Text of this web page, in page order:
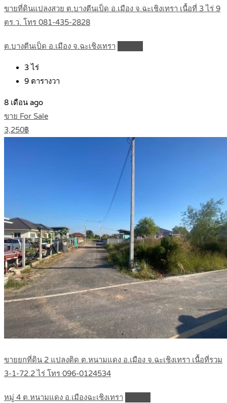
ขายที่ดินแปลงสวย ต.บางตีนเป็ด อ.เมือง จ.ฉะเชิงเทรา เนื้อที่ 3 ไร่ 9
ตร.ว. โทร 081-435-2828
ต.บางตีนเป็ด อ.เมือง จ.ฉะเชิงเทรา
3ไร่
9 ตารางวา
8 เดือน ago
ขาย For Sale
3,250฿
ขายยกที่ดิน 2 แปลงติด ต.หนามแดง อ.เมือง จ.ฉะเชิงเทรา เนื้อที่รวม
3-1-72.2 ไร่ โทร 096-0124534
หมู่ 4 ต.หนามแดง อ.เมืองฉะเชิงเทรา